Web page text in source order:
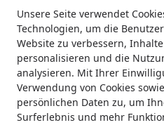
Unsere Seite verwendet
Technologien, um die
Website zu verbessern,
personalisieren und die
analysieren. Mit Ihrer
Verwendung von Cookies
persönlichen Daten zu, um
Surferlebnis und mehr
Suchen
Startseite
Aquaristik
EHEIM UVC-Lampe
4.7